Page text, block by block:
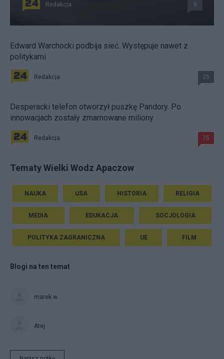
Redakcja 8
Edward Warchocki podbija sieć. Występuje nawet z
politykami
Redakcja 25
Desperacki telefon otworzył puszkę Pandory. Po
innowacjach zostały zmarnowane miliony
Redakcja 75
Tematy Wielki Wodz Apaczow
NAUKA USA HISTORIA RELIGIA
MEDIA EDUKACJA SOCJOLOGIA
POLITYKA ZAGRANICZNA UE FILM
Blogi na ten temat
marek.w
Atej